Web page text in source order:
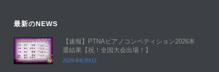
最新のNEWS
【速報】PTNAピアノコンペティション2026本
選結果【祝！全国大会出場！】
2026年8月9日